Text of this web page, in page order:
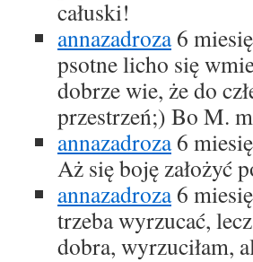
całuski!
annazadroza 6
psotne licho się
dobrze wie, że do
przestrzeń;) Bo M.
annazadroza 6
Aż się boję założyć
annazadroza 6
trzeba wyrzucać,
dobra, wyrzuciłam,